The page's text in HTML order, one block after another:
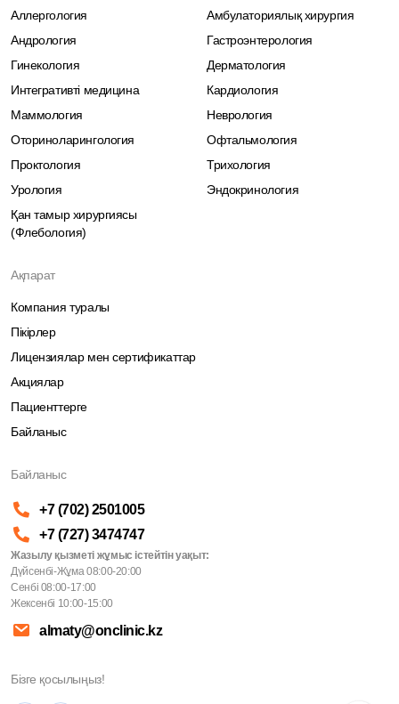
Аллергология
Амбулаториялық хирургия
Андрология
Гастроэнтерология
Гинекология
Дерматология
Интегративті медицина
Кардиология
Маммология
Неврология
Оториноларингология
Офтальмология
Проктология
Трихология
Урология
Эндокринология
Қан тамыр хирургиясы
(Флебология)
Ақпарат
Компания туралы
Пікірлер
Лицензиялар мен сертификаттар
Акциялар
Пациенттерге
Байланыс
Байланыс
+7 (702) 2501005
+7 (727) 3474747
Жазылу қызметі жұмыс істейтін уақыт:
Дүйсенбі-Жұма 08:00-20:00
Сенбі 08:00-17:00
Жексенбі 10:00-15:00
almaty@onclinic.kz
Бізге қосылыңыз!